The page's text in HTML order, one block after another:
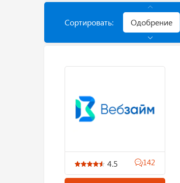
Сортировать: Одобрение
4.5 142